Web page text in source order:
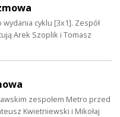
cyklu [3x1]. Zespół
Arek Szoplik i Tomasz
zespołem Metro przed
Kwietniewski i Mikołaj